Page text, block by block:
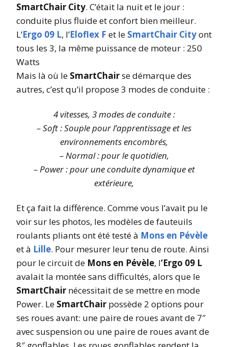
SmartChair City. C’était la nuit et le jour :
conduite plus fluide et confort bien meilleur.
L’Ergo 09 L, l’Eloflex F et le SmartChair Cityont
tous les 3, la même puissance de moteur : 250
Watts
Mais là où le SmartChairse démarque des
autres, c’est qu’il propose 3 modes de conduite :
4 vitesses, 3 modes de conduite :
– Soft : Souple pour l’apprentissage et les
environnements encombrés,
– Normal : pour le quotidien,
– Power : pour une conduite dynamique et
extérieure,
Et ça fait la différence. Comme vous l’avait pu le
voir sur les photos, les modèles de fauteuils
roulants pliants ont été testé à Mons en Pévèle
et à Lille. Pour mesurer leur tenu de route. Ainsi
pour le circuit de Mons en Pévèle, l‘Ergo 09 L
avalait la montée sans difficultés, alors que le
SmartChair nécessitait de se mettre en mode
Power. Le SmartChair possède 2 options pour
ses roues avant: une paire de roues avant de 7″
avec suspension ou une paire de roues avant de